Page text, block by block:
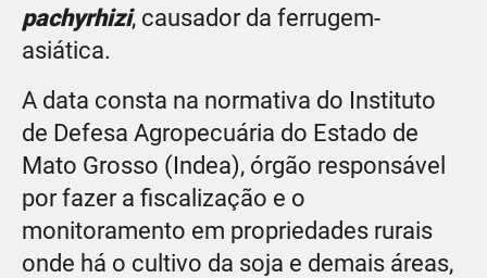
pachyrhizi, causador da ferrugem-
asiática.
A data consta na normativa do Instituto
de Defesa Agropecuária do Estado de
Mato Grosso (Indea), órgão responsável
por fazer a fiscalização e o
monitoramento em propriedades rurais
onde há o cultivo da soja e demais áreas,